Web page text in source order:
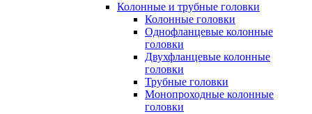
Колонные и трубные головки
Колонные головки
Однофланцевые колонные
головки
Двухфланцевые колонные
головки
Трубные головки
Монопроходные колонные
головки